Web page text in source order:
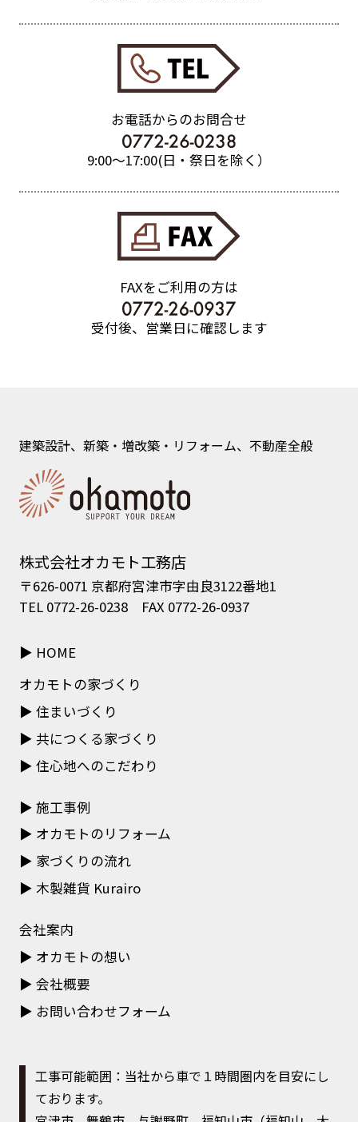
お電話からのお問合せ
9:00〜17:00(日・祭日を除く）
FAXをご利用の方は
受付後、営業日に確認します
建築設計、新築・増改築・リフォーム、不動産全般
株式会社オカモト工務店
〒626-0071 京都府宮津市字由良3122番地1
TEL 0772-26-0238 FAX 0772-26-0937
HOME
オカモトの家づくり
住まいづくり
共につくる家づくり
住心地へのこだわり
施工事例
オカモトのリフォーム
家づくりの流れ
木製雑貨 Kurairo
会社案内
オカモトの想い
会社概要
お問い合わせフォーム
工事可能範囲：当社から車で１時間圏内を目安にし
ております。